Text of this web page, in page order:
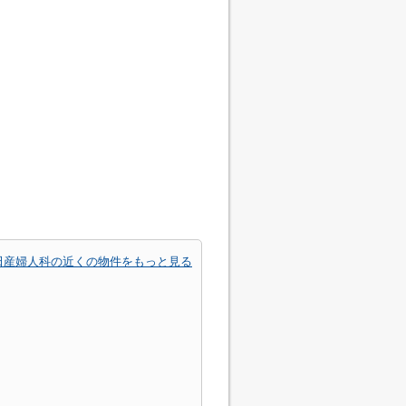
産婦人科の近くの物件をもっと見る